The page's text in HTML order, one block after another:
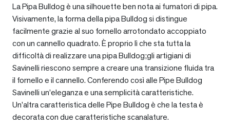
La Pipa Bulldog è una silhouette ben nota ai fumatori di pipa.
Visivamente, la forma della pipa Bulldog si distingue
facilmente grazie al suo fornello arrotondato accoppiato
con un cannello quadrato. È proprio lì che sta tutta la
difficoltà di realizzare una pipa Bulldog;gli artigiani di
Savinelli riescono sempre a creare una transizione fluida tra
il fornello e il cannello. Conferendo così alle Pipe Bulldog
Savinelli un’eleganza e una semplicità caratteristiche.
Un’altra caratteristica delle Pipe Bulldog è che la testa è
decorata con due caratteristiche scanalature.